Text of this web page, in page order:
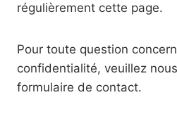
régulièrement cette page.
Pour toute question
confidentialité, veuillez
formulaire de contact.